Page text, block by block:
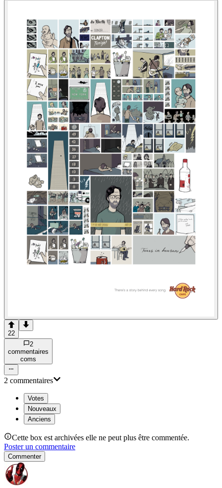
22
2
commentaires
coms
2 commentaires
Votes
Nouveaux
Anciens
Cette box est archivées elle ne peut plus être commentée.
Poster un commentaire
Commenter